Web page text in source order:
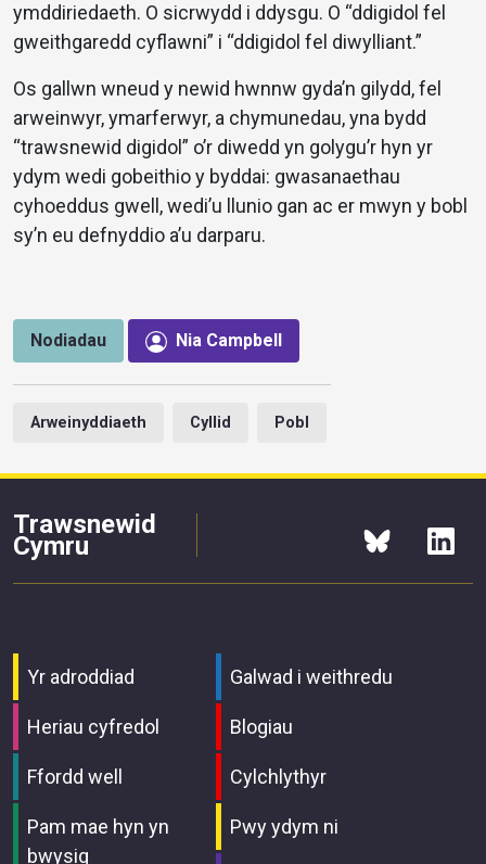
ymddiriedaeth. O sicrwydd i ddysgu. O “ddigidol fel
gweithgaredd cyflawni” i “ddigidol fel diwylliant.”
Os gallwn wneud y newid hwnnw gyda’n gilydd, fel
arweinwyr, ymarferwyr, a chymunedau, yna bydd
“trawsnewid digidol” o’r diwedd yn golygu’r hyn yr
ydym wedi gobeithio y byddai: gwasanaethau
cyhoeddus gwell, wedi’u llunio gan ac er mwyn y bobl
sy’n eu defnyddio a’u darparu.
Nodiadau Nia Campbell
Arweinyddiaeth Cyllid Pobl
Trawsnewid
Cymru
Yr adroddiad
Heriau cyfredol
Ffordd well
Pam mae hyn yn
bwysig
Galwad i weithredu
Blogiau
Cylchlythyr
Pwy ydym ni